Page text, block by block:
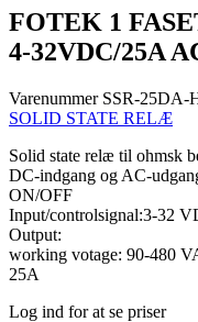
FOTEK 1
4-32VDC/25A
Varenummer SSR-25DA-
SOLID STATE RELÆ
Solid state relæ til ohmsk
DC-indgang og AC-
ON/OFF
Input/controlsignal:3-32
Output:
working votage: 90-480
25A
Log ind for at se priser